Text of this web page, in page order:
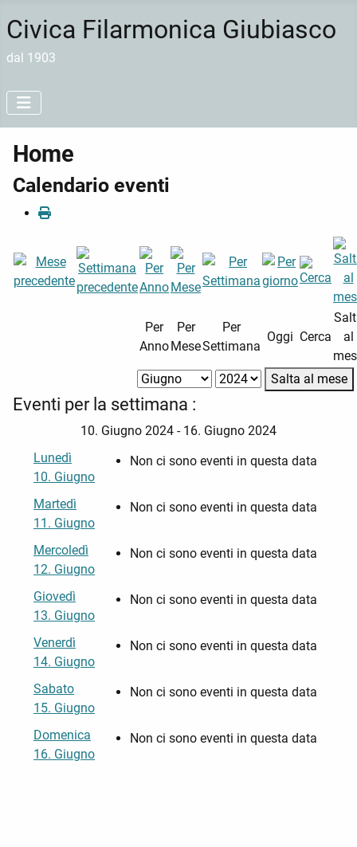
Civica Filarmonica Giubiasco
dal 1903
Home
Calendario eventi
Per
Anno
Per
Mese
Per
Settimana
Oggi Cerca
al
Salta al mese
Eventi per la settimana :
10. Giugno 2024 - 16. Giugno 2024
Lunedì
10. Giugno
Non ci sono eventi in questa data
Martedì
11. Giugno
Non ci sono eventi in questa data
Mercoledì
12. Giugno
Non ci sono eventi in questa data
Giovedì
13. Giugno
Non ci sono eventi in questa data
Venerdì
14. Giugno
Non ci sono eventi in questa data
Sabato
15. Giugno
Non ci sono eventi in questa data
Domenica
16. Giugno
Non ci sono eventi in questa data